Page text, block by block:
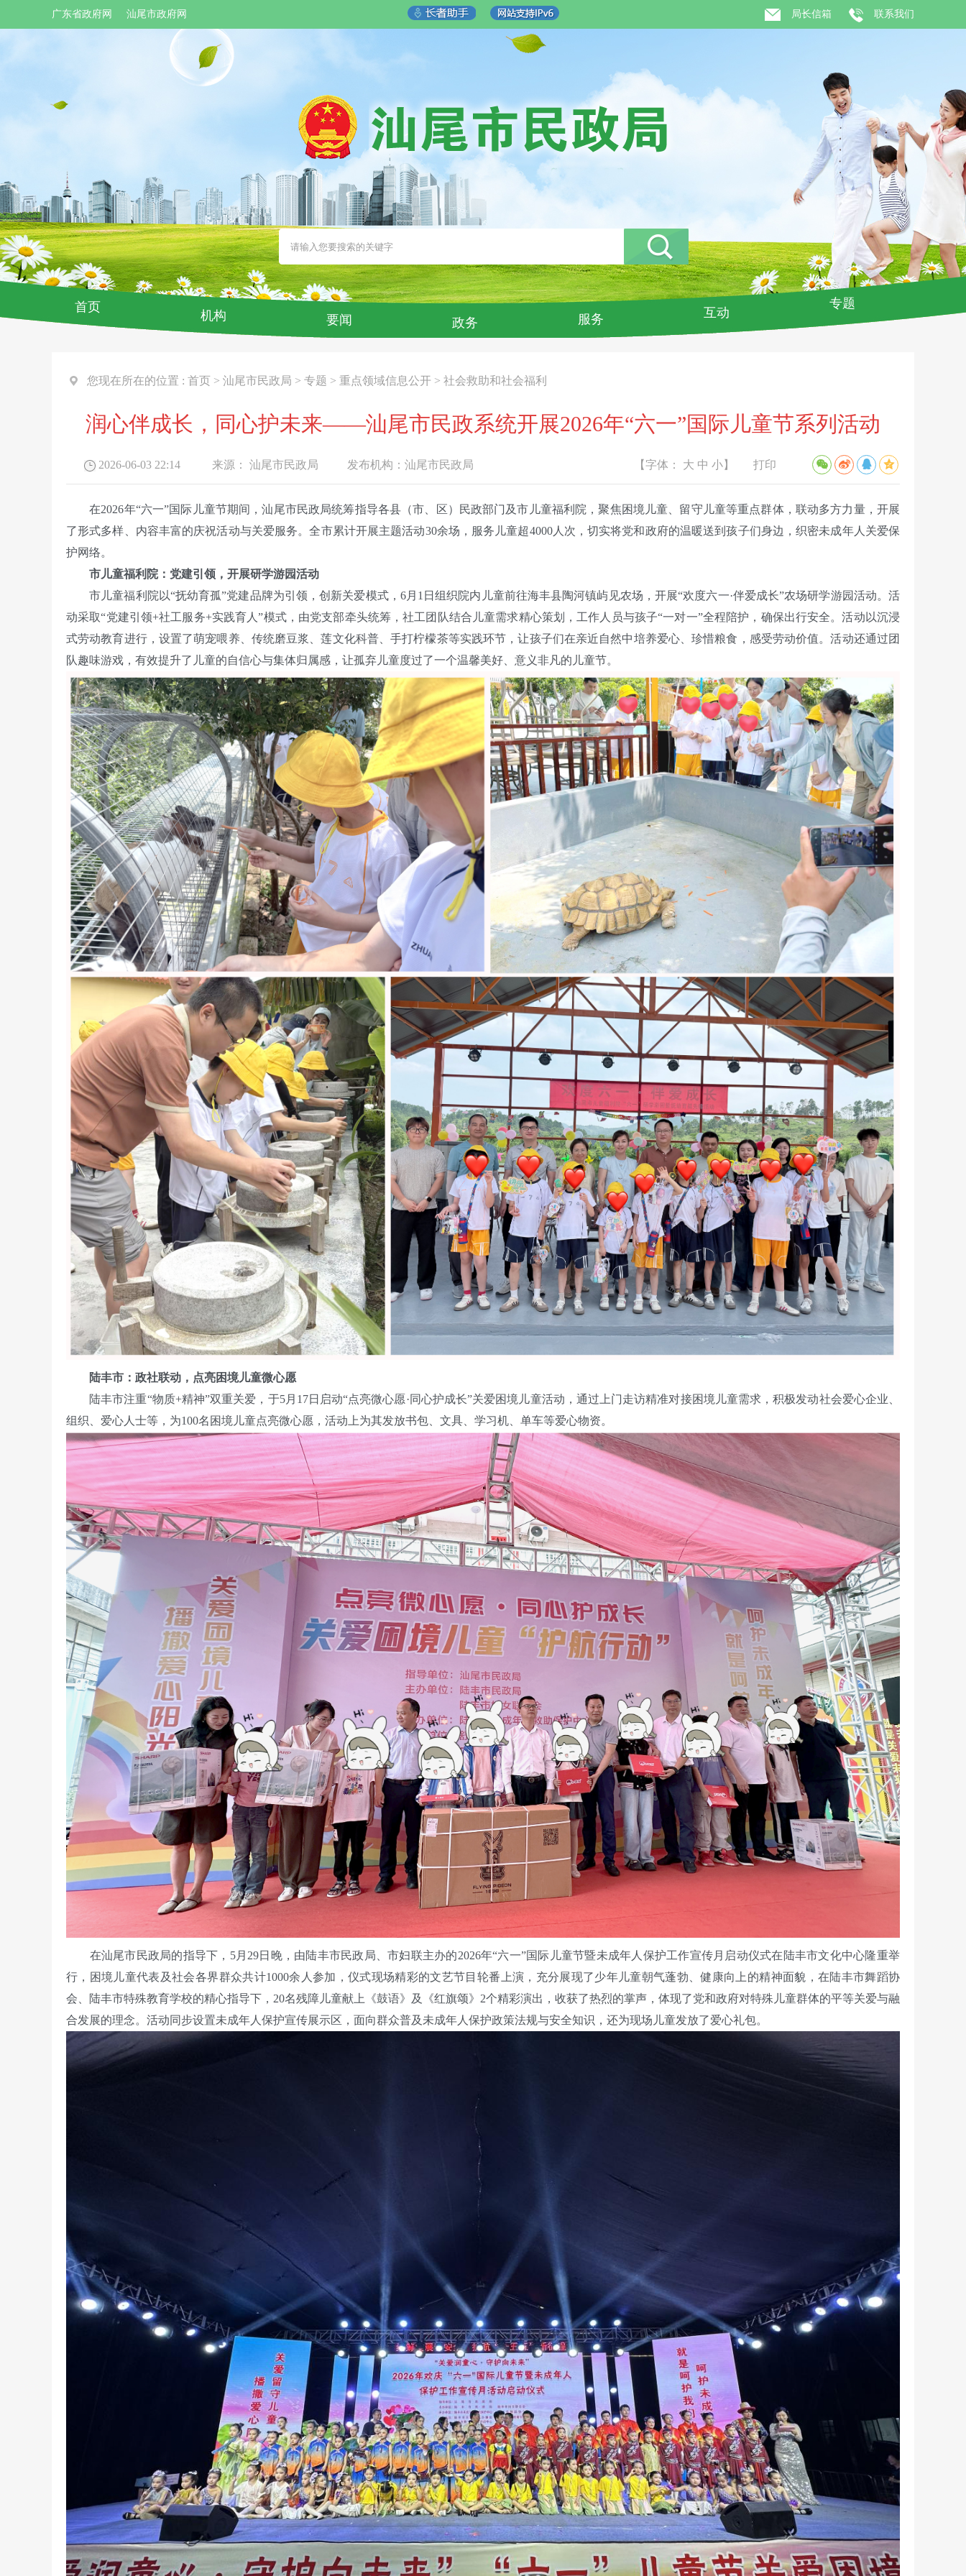
广东省政府网 汕尾市政府网 局长信箱 联系我们
首页
机构 要闻 政务 服务 互动
专题
您现在所在的位置 : 首页 > 汕尾市民政局 > 专题 > 重点领域信息公开 > 社会救助和社会福利
润心伴成长，同心护未来——汕尾市民政系统开展2026年“六一”国际儿童节系列活动
2026-06-03 22:14 来源： 汕尾市民政局 发布机构： 汕尾市民政局 【字体： 大 中 小】 打印
在2026年“六一”国际儿童节期间，汕尾市民政局统筹指导各县（市、区）民政部门及市儿童福利院，聚焦困境儿童、留守儿童等重点群体，联动多方力量，开展
了形式多样、内容丰富的庆祝活动与关爱服务。全市累计开展主题活动30余场，服务儿童超4000人次，切实将党和政府的温暖送到孩子们身边，织密未成年人关爱保
护网络。
市儿童福利院：党建引领，开展研学游园活动
市儿童福利院以“抚幼育孤”党建品牌为引领，创新关爱模式，6月1日组织院内儿童前往海丰县陶河镇屿见农场，开展“欢度六一·伴爱成长”农场研学游园活动。活
动采取“党建引领+社工服务+实践育人”模式，由党支部牵头统筹，社工团队结合儿童需求精心策划，工作人员与孩子“一对一”全程陪护，确保出行安全。活动以沉浸
式劳动教育进行，设置了萌宠喂养、传统磨豆浆、莲文化科普、手打柠檬茶等实践环节，让孩子们在亲近自然中培养爱心、珍惜粮食，感受劳动价值。活动还通过团
队趣味游戏，有效提升了儿童的自信心与集体归属感，让孤弃儿童度过了一个温馨美好、意义非凡的儿童节。
陆丰市：政社联动，点亮困境儿童微心愿
陆丰市注重“物质+精神”双重关爱，于5月17日启动“点亮微心愿·同心护成长”关爱困境儿童活动，通过上门走访精准对接困境儿童需求，积极发动社会爱心企业、
组织、爱心人士等，为100名困境儿童点亮微心愿，活动上为其发放书包、文具、学习机、单车等爱心物资。
在汕尾市民政局的指导下，5月29日晚，由陆丰市民政局、市妇联主办的2026年“六一”国际儿童节暨未成年人保护工作宣传月启动仪式在陆丰市文化中心隆重举
行，困境儿童代表及社会各界群众共计1000余人参加，仪式现场精彩的文艺节目轮番上演，充分展现了少年儿童朝气蓬勃、健康向上的精神面貌，在陆丰市舞蹈协
会、陆丰市特殊教育学校的精心指导下，20名残障儿童献上《鼓语》及《红旗颂》2个精彩演出，收获了热烈的掌声，体现了党和政府对特殊儿童群体的平等关爱与融
合发展的理念。活动同步设置未成年人保护宣传展示区，面向群众普及未成年人保护政策法规与安全知识，还为现场儿童发放了爱心礼包。